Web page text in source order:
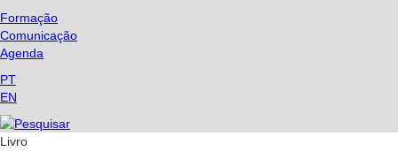
Formação
Comunicação
Agenda
PT
EN
Livro